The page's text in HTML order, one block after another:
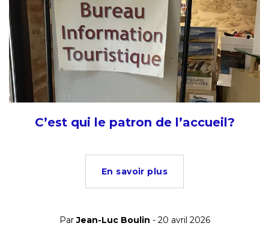
C’est qui le patron de l’accueil?
En savoir plus
ParJean-Luc Boulin - 20 avril 2026